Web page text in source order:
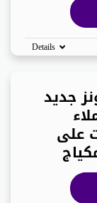
Details
جديد
على